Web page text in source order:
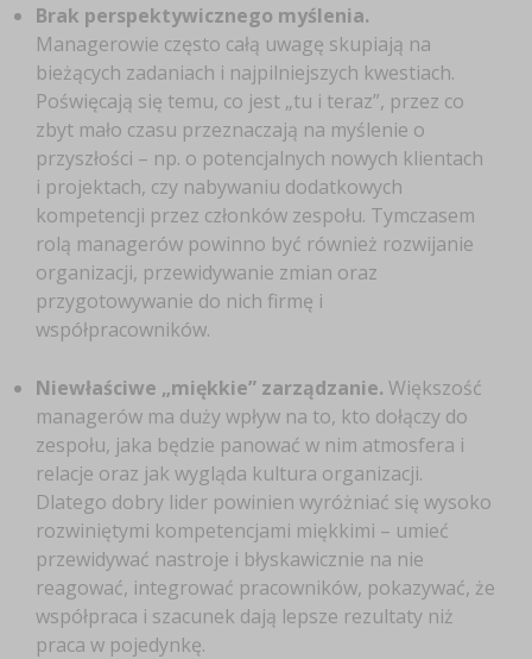
Brak perspektywicznego myślenia.
Managerowie często całą uwagę skupiają na
bieżących zadaniach i najpilniejszych kwestiach.
Poświęcają się temu, co jest „tu i teraz”, przez co
zbyt mało czasu przeznaczają na myślenie o
przyszłości – np. o potencjalnych nowych klientach
i projektach, czy nabywaniu dodatkowych
kompetencji przez członków zespołu. Tymczasem
rolą managerów powinno być również rozwijanie
organizacji, przewidywanie zmian oraz
przygotowywanie do nich firmę i
współpracowników.
Niewłaściwe „miękkie” zarządzanie. Większość
managerów ma duży wpływ na to, kto dołączy do
zespołu, jaka będzie panować w nim atmosfera i
relacje oraz jak wygląda kultura organizacji.
Dlatego dobry lider powinien wyróżniać się wysoko
rozwiniętymi kompetencjami miękkimi – umieć
przewidywać nastroje i błyskawicznie na nie
reagować, integrować pracowników, pokazywać, że
współpraca i szacunek dają lepsze rezultaty niż
praca w pojedynkę.